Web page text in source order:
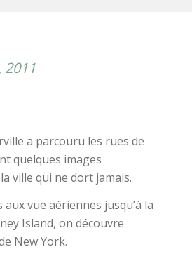
2011
a parcouru les rues de
quelques images
ville qui ne dort jamais.
aux vue aériennes jusqu’à la
Island, on découvre
New York.